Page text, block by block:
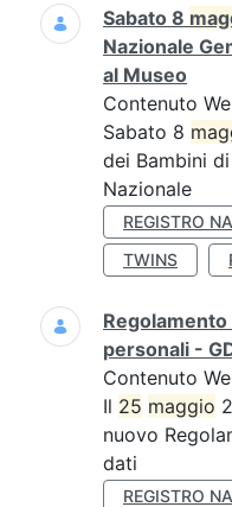
Sabato 8
Nazionale
al Museo
Contenuto
Sabato 8
dei Bambini
Nazionale
REGISTRO
TWINS
personali -
Contenuto
Il 25 maggio
nuovo
dati
REGISTRO